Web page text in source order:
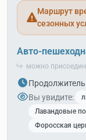
Маршрут
сезонных
Авто-
можно
Вы увидите:
Лавандовые
Форосская